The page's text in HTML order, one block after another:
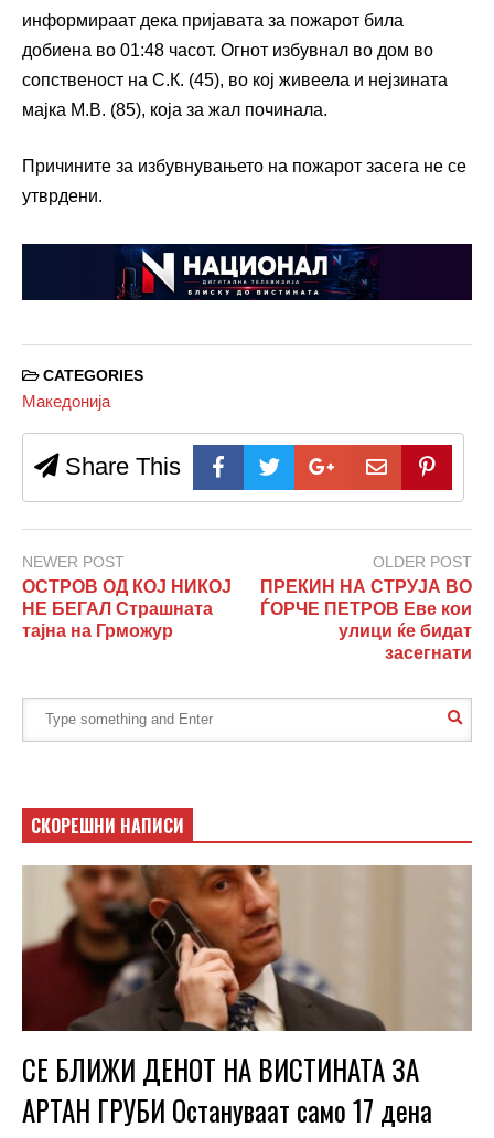
информираат дека пријавата за пожарот била
добиена во 01:48 часот. Огнот избувнал во дом во
сопственост на С.К. (45), во кој живеела и нејзината
мајка М.В. (85), која за жал починала.
Причините за избувнувањето на пожарот засега не се
утврдени.
CATEGORIES
Македонија
Share This
NEWER POST
ОСТРОВ ОД КОЈ НИКОЈ
НЕ БЕГАЛ Страшната
тајна на Грможур
OLDER POST
ПРЕКИН НА СТРУЈА ВО
ЃОРЧЕ ПЕТРОВ Еве кои
улици ќе бидат
засегнати
СКОРЕШНИ НАПИСИ
СЕ БЛИЖИ ДЕНОТ НА ВИСТИНАТА ЗА
АРТАН ГРУБИ Остануваат само 17 дена